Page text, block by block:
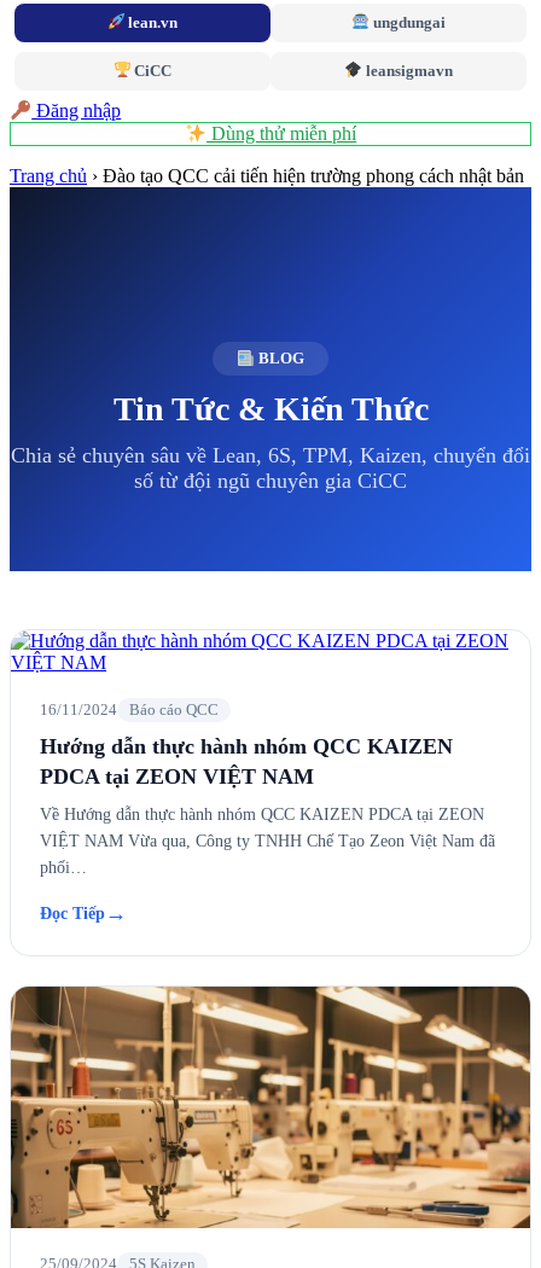
lean.vn ungdungai
CiCC leansigmavn
Đăng nhập
Dùng thử miễn phí
Trang chủ › Đào tạo QCC cải tiến hiện trường phong cách nhật bản
BLOG
Tin Tức & Kiến Thức
Chia sẻ chuyên sâu về Lean, 6S, TPM, Kaizen, chuyển đổi
số từ đội ngũ chuyên gia CiCC
16/11/2024 Báo cáo QCC
Hướng dẫn thực hành nhóm QCC KAIZEN
PDCA tại ZEON VIỆT NAM
Về Hướng dẫn thực hành nhóm QCC KAIZEN PDCA tại ZEON
VIỆT NAM Vừa qua, Công ty TNHH Chế Tạo Zeon Việt Nam đã
phối…
Đọc Tiếp →
25/09/2024 5S Kaizen